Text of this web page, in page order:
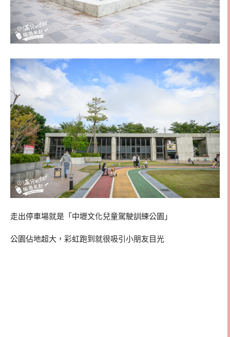
走出停車場就是「中壢文化兒童駕駛訓練公園」
公園佔地超大，彩虹跑到就很吸引小朋友目光